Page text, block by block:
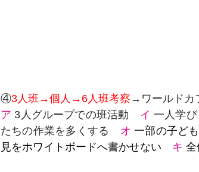
④3人班→個人→6人班考察 →ワールドカ
ア 3人グループでの班活動 イ 一人学
たちの作業を多くする オ 一部の子ど
見をホワイトボードへ書かせない キ 全